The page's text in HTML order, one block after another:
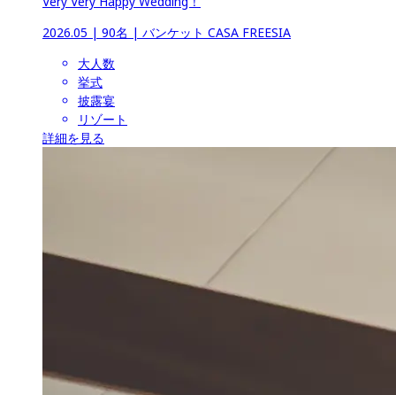
2026.05 | 90名 | バンケット CASA FREESIA
大人数
挙式
披露宴
リゾート
詳細を見る